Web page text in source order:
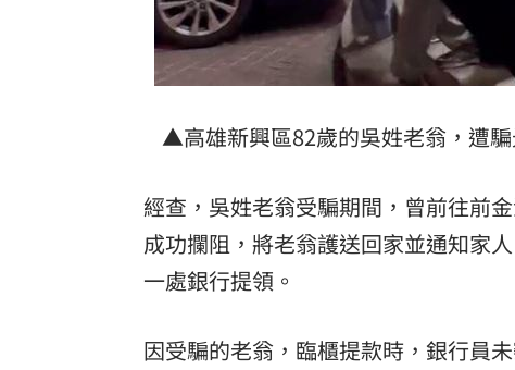
▲高雄新興區82歲的吳姓老翁，遭
經查，吳姓老翁受騙期間，曾前往前
成功攔阻，將老翁護送回家並通知家
一處銀行提領。
因受騙的老翁，臨櫃提款時，銀行員